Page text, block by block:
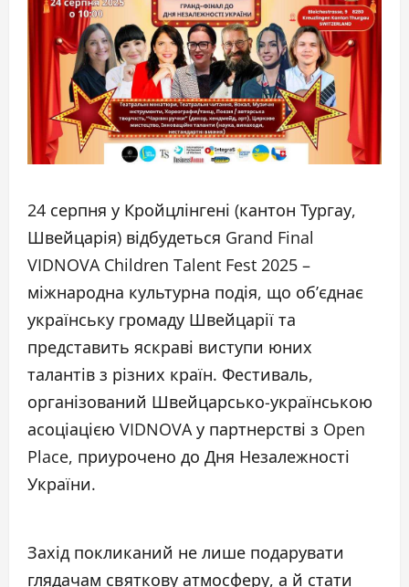
24 серпня у Кройцлінгені (кантон Тургау,
Швейцарія) відбудеться Grand Final
VIDNOVA Children Talent Fest 2025 –
міжнародна культурна подія, що об’єднає
українську громаду Швейцарії та
представить яскраві виступи юних
талантів з різних країн. Фестиваль,
організований Швейцарсько-українською
асоціацією VIDNOVA у партнерстві з Open
Place, приурочено до Дня Незалежності
України.
Захід покликаний не лише подарувати
глядачам святкову атмосферу, а й стати